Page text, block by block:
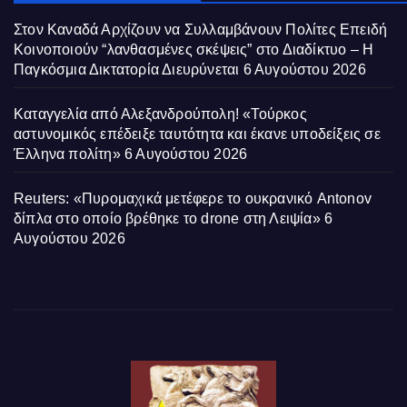
Στον Καναδά Αρχίζουν να Συλλαμβάνουν Πολίτες Επειδή
Κοινοποιούν “λανθασμένες σκέψεις” στο Διαδίκτυο – Η
Παγκόσμια Δικτατορία Διευρύνεται 6 Αυγούστου 2026
Καταγγελία από Αλεξανδρούπολη! «Τούρκος
αστυνομικός επέδειξε ταυτότητα και έκανε υποδείξεις σε
Έλληνα πολίτη» 6 Αυγούστου 2026
Reuters: «Πυρομαχικά μετέφερε το ουκρανικό Antonov
δίπλα στο οποίο βρέθηκε το drone στη Λειψία» 6
Αυγούστου 2026